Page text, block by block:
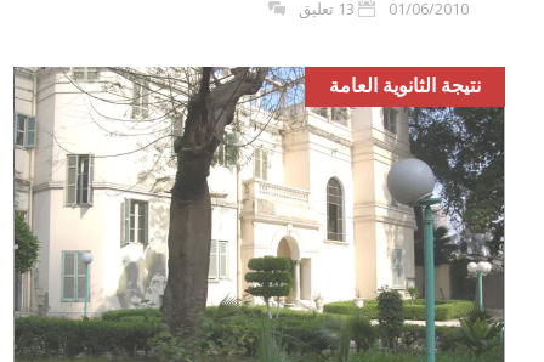
01/06/2010 13 تعليق
نتيجة الثانوية العامة